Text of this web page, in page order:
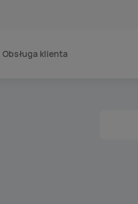
Obsługa klienta